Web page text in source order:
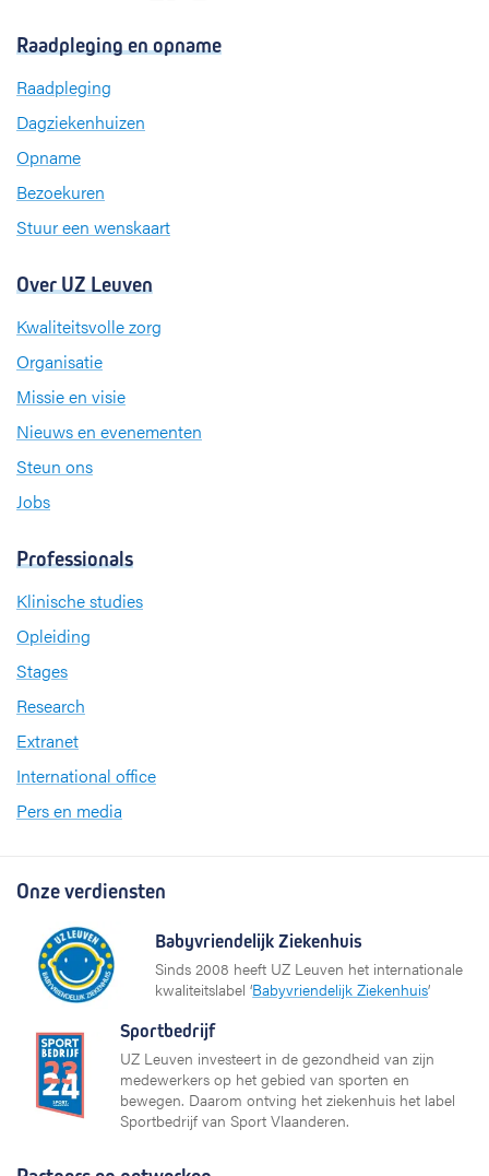
e
t
Raadpleging en opname
Raadpleging
Dagziekenhuizen
Opname
Bezoekuren
Stuur een wenskaart
Over UZ Leuven
Kwaliteitsvolle zorg
Organisatie
Missie en visie
Nieuws en evenementen
Steun ons
Jobs
Professionals
Klinische studies
Opleiding
Stages
Research
Extranet
International office
Pers en media
Onze verdiensten
Babyvriendelijk Ziekenhuis
Sinds 2008 heeft UZ Leuven het internationale
kwaliteitslabel ‘Babyvriendelijk Ziekenhuis’
Sportbedrijf
UZ Leuven investeert in de gezondheid van zijn
medewerkers op het gebied van sporten en
bewegen. Daarom ontving het ziekenhuis het label
Sportbedrijf van Sport Vlaanderen.